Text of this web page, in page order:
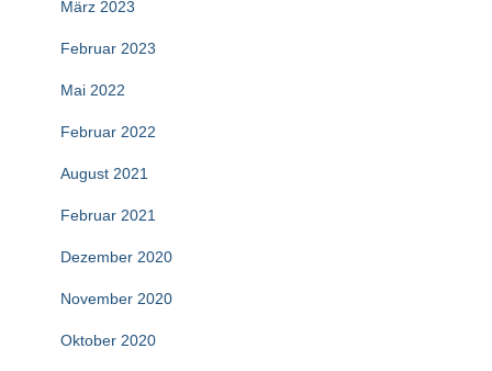
März 2023
Februar 2023
Mai 2022
Februar 2022
August 2021
Februar 2021
Dezember 2020
November 2020
Oktober 2020